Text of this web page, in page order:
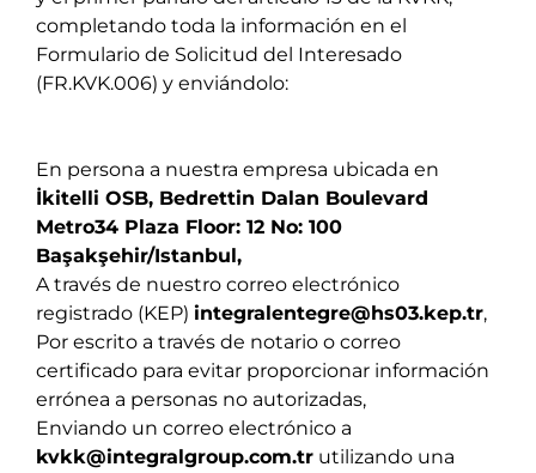
completando toda la información en el
Formulario de Solicitud del Interesado
(FR.KVK.006) y enviándolo:
En persona a nuestra empresa ubicada en
İkitelli OSB, Bedrettin Dalan Boulevard
Metro34 Plaza Floor: 12 No: 100
Başakşehir/Istanbul,
A través de nuestro correo electrónico
registrado (KEP) integralentegre@hs03.kep.tr,
Por escrito a través de notario o correo
certificado para evitar proporcionar información
errónea a personas no autorizadas,
Enviando un correo electrónico a
kvkk@integralgroup.com.tr utilizando una